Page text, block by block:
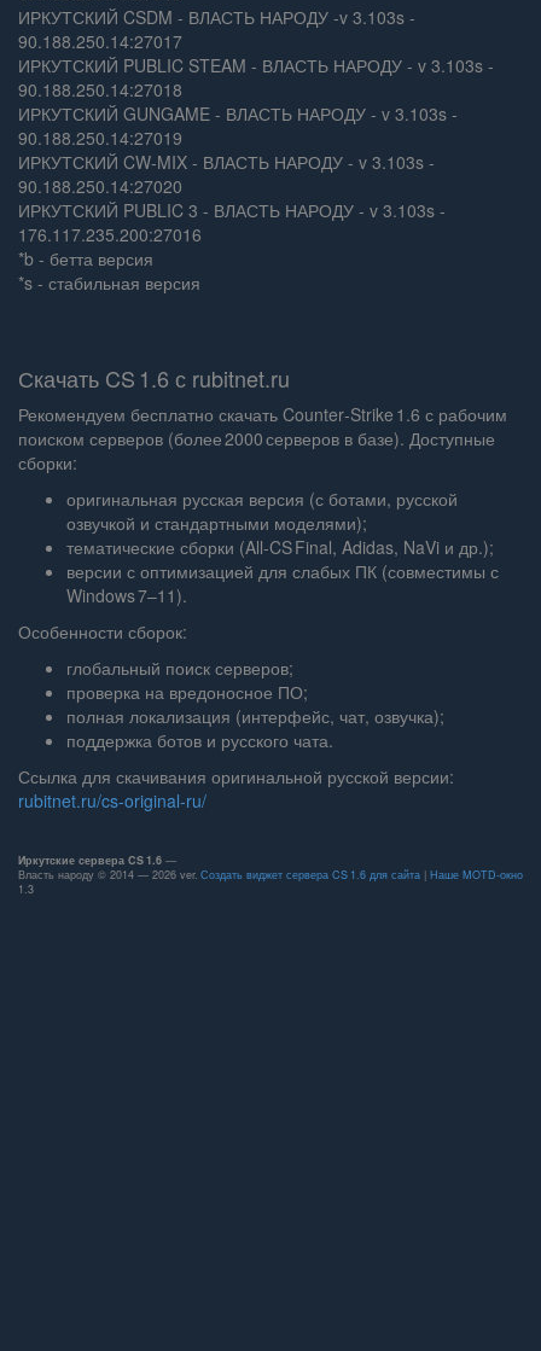
ИРКУТСКИЙ CSDM - ВЛАСТЬ НАРОДУ -v 3.103s -
90.188.250.14:27017
ИРКУТСКИЙ PUBLIC STEAM - ВЛАСТЬ НАРОДУ - v 3.103s -
90.188.250.14:27018
ИРКУТСКИЙ GUNGAME - ВЛАСТЬ НАРОДУ - v 3.103s -
90.188.250.14:27019
ИРКУТСКИЙ CW-MIX - ВЛАСТЬ НАРОДУ - v 3.103s -
90.188.250.14:27020
ИРКУТСКИЙ PUBLIC 3 - ВЛАСТЬ НАРОДУ - v 3.103s -
176.117.235.200:27016
*b - бетта версия
*s - стабильная версия
Скачать CS 1.6 с rubitnet.ru
Рекомендуем бесплатно скачать Counter‑Strike 1.6 с рабочим
поиском серверов (более 2000 серверов в базе). Доступные
сборки:
оригинальная русская версия (с ботами, русской
озвучкой и стандартными моделями);
тематические сборки (All‑CS Final, Adidas, NaVi и др.);
версии с оптимизацией для слабых ПК (совместимы с
Windows 7–11).
Особенности сборок:
глобальный поиск серверов;
проверка на вредоносное ПО;
полная локализация (интерфейс, чат, озвучка);
поддержка ботов и русского чата.
Ссылка для скачивания оригинальной русской версии:
rubitnet.ru/cs‑original‑ru/
Иркутские сервера CS 1.6 —
Власть народу © 2014 — 2026 ver.
1.3
Создать виджет сервера CS 1.6 для сайта | Наше MOTD‑окно